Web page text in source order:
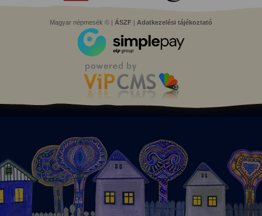
Magyar népmesék © | ÁSZF Adatkezelési tájékoztató